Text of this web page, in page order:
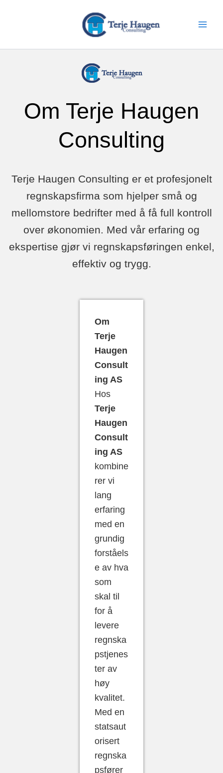
Om Terje Haugen
Consulting
Terje Haugen Consulting er et profesjonelt
regnskapsfirma som hjelper små og
mellomstore bedrifter med å få full kontroll
over økonomien. Med vår erfaring og
ekspertise gjør vi regnskapsføringen enkel,
effektiv og trygg.
Om
Terje
Haugen
Consult
ing AS
Hos
Terje
Haugen
Consult
ing AS
kombine
rer vi
lang
erfaring
med en
grundig
forståels
e av hva
som
skal til
for å
levere
regnska
pstjenes
ter av
høy
kvalitet.
Med en
statsaut
orisert
regnska
psfører